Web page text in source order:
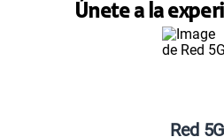
Únete a la